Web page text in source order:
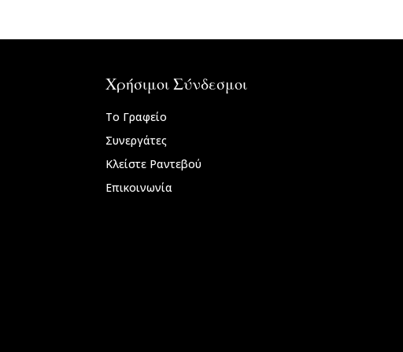
Χρήσιμοι Σύνδεσμοι
Το Γραφείο
Συνεργάτες
Κλείστε Ραντεβού
Επικοινωνία